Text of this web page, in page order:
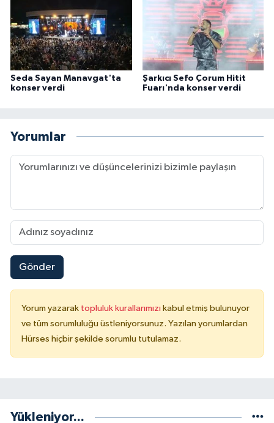
Seda Sayan Manavgat'ta
konser verdi
Şarkıcı Sefo Çorum Hitit
Fuarı'nda konser verdi
Yorumlar
Gönder
Yorum yazarak topluluk kurallarımızı kabul etmiş bulunuyor
ve tüm sorumluluğu üstleniyorsunuz. Yazılan yorumlardan
Hürses hiçbir şekilde sorumlu tutulamaz.
Yükleniyor...